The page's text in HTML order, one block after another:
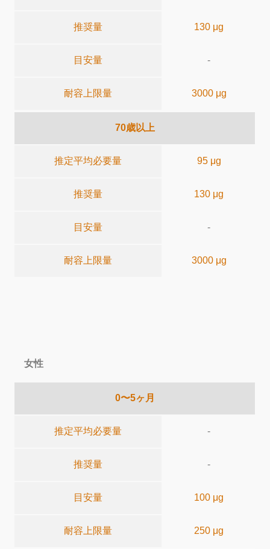
推奨量 130 μg
目安量 -
耐容上限量 3000 μg
70歳以上
推定平均必要量 95 μg
推奨量 130 μg
目安量 -
耐容上限量 3000 μg
女性
0〜5ヶ月
推定平均必要量 -
推奨量 -
目安量 100 μg
耐容上限量 250 μg